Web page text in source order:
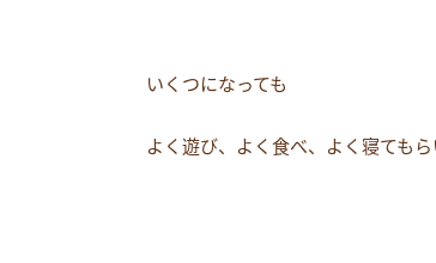
いくつになっても
よく遊び、よく食べ、よく寝ても